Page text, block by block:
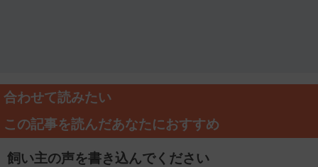
合わせて読みたい
この記事を読んだあなたにおすすめ
飼い主の声を書き込んでください